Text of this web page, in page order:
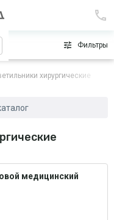
Фильтры
хирургические
медицинский